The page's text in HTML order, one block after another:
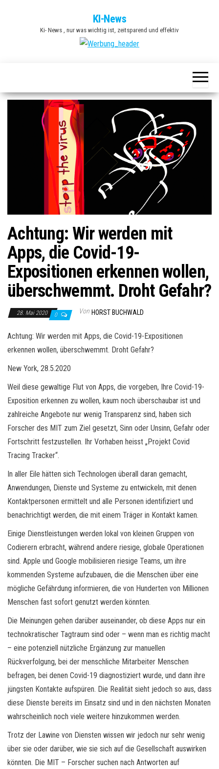
KI-News
Ki- News , nur was wichtig ist, zeitsparend und effektiv
Achtung: Wir werden mit
Apps, die Covid-19-
Expositionen erkennen wollen,
überschwemmt. Droht Gefahr?
28. Mai 2020 0 Von HORST BUCHWALD
Achtung: Wir werden mit Apps, die Covid-19-Expositionen
erkennen wollen, überschwemmt. Droht Gefahr?
New York, 28.5.2020
Weil diese gewaltige Flut von Apps, die vorgeben, Ihre Covid-19-
Exposition erkennen zu wollen, kaum noch überschaubar ist und
zahlreiche Angebote nur wenig Transparenz sind, haben sich
Forscher des MIT zum Ziel gesetzt, Sinn oder Unsinn, Gefahr oder
Fortschritt festzustellen. Ihr Vorhaben heisst „Projekt Covid
Tracing Tracker“.
In aller Eile hätten sich Technologen überall daran gemacht,
Anwendungen, Dienste und Systeme zu entwickeln, mit denen
Kontaktpersonen ermittelt und alle Personen identifiziert und
benachrichtigt werden, die mit einem Träger in Kontakt kamen.
Einige Dienstleistungen werden lokal von kleinen Gruppen von
Codierern erbracht, während andere riesige, globale Operationen
sind. Apple und Google mobilisieren riesige Teams, um ihre
kommenden Systeme aufzubauen, die die Menschen über eine
mögliche Gefährdung informieren, die von Hunderten von Millionen
Menschen fast sofort genutzt werden könnten.
Die Meinungen gehen darüber auseinander, ob diese Apps nur ein
technokratischer Tagtraum sind oder – wenn man es richtig macht
– eine potenziell nützliche Ergänzung zur manuellen
Rückverfolgung, bei der menschliche Mitarbeiter Menschen
befragen, bei denen Covid-19 diagnostiziert wurde, und dann ihre
jüngsten Kontakte aufspüren. Die Realität sieht jedoch so aus, dass
diese Dienste bereits im Einsatz sind und in den nächsten Monaten
wahrscheinlich noch viele weitere hinzukommen werden.
Trotz der Lawine von Diensten wissen wir jedoch nur sehr wenig
über sie oder darüber, wie sie sich auf die Gesellschaft auswirken
könnten. Die MIT – Forscher suchen nach Antworten auf